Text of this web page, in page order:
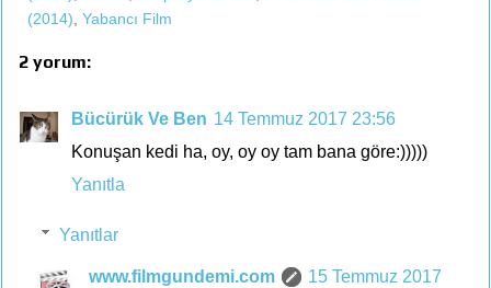
(2014) Yabancı Film
2 yorum:
Bücürük Ve Ben 14 Temmuz 2017 23:56
Konuşan kedi ha, oy, oy oy tam bana göre:)))))
Yanıtla
Yanıtlar
www.filmgundemi.com
15 Temmuz 2017